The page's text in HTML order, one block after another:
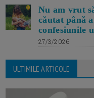
Nu am vrut
căutat până
confesiunile
27/3/2026
ULTIMILE ARTICOLE